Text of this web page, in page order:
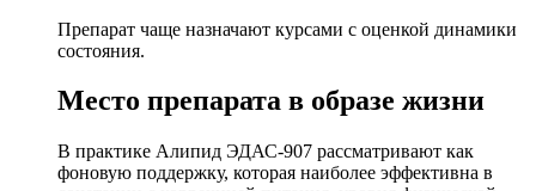
Препарат чаще назначают курсами с оценкой динамики
состояния.
Место препарата в образе жизни
В практике Алипид ЭДАС-907 рассматривают как
фоновую поддержку, которая наиболее эффективна в